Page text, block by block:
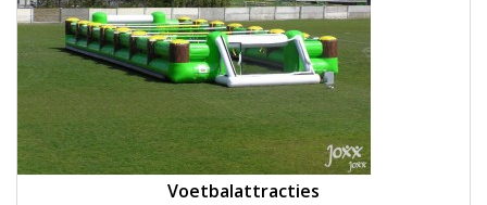
Voetbalattracties